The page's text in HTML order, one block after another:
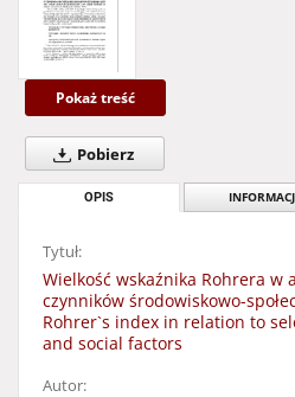
Pokaż treść
Pobierz
OPIS
Tytuł:
Wielkość wskaźnika Rohrera w
czynników środowiskowo-
Rohrer`s index in relation to
and social factors
Autor: